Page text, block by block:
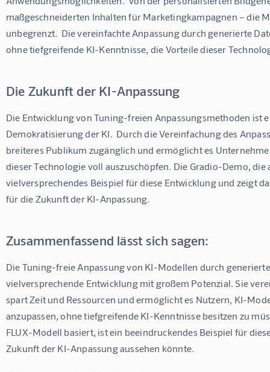
maßgeschneiderten Inhalten für Marketingkampagnen – die
unbegrenzt.  Die vereinfachte Anpassung durch generierte
ohne tiefgreifende KI-Kenntnisse, die Vorteile dieser
Die Zukunft der KI-Anpassung
Die Entwicklung von Tuning-freien Anpassungsmethoden ist
Demokratisierung der KI.  Durch die Vereinfachung des
breiteres Publikum zugänglich und ermöglicht es
dieser Technologie voll auszuschöpfen. Die Gradio-Demo,
vielversprechendes Beispiel für diese Entwicklung und zeigt
für die Zukunft der KI-Anpassung.
Zusammenfassend lässt sich sagen:
Die Tuning-freie Anpassung von KI-Modellen durch
vielversprechende Entwicklung mit großem Potenzial. Sie
spart Zeit und Ressourcen und ermöglicht es Nutzern, KI-
anzupassen, ohne tiefgreifende KI-Kenntnisse besitzen zu
FLUX-Modell basiert, ist ein beeindruckendes Beispiel für
Zukunft der KI-Anpassung aussehen könnte.